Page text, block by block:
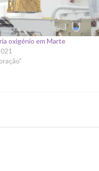
oxigénio em Marte